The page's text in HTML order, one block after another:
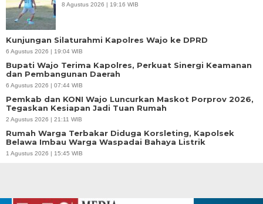
8 Agustus 2026 | 19:16 WIB
Kunjungan Silaturahmi Kapolres Wajo ke DPRD
6 Agustus 2026 | 19:04 WIB
Bupati Wajo Terima Kapolres, Perkuat Sinergi Keamanan
dan Pembangunan Daerah
6 Agustus 2026 | 07:44 WIB
Pemkab dan KONI Wajo Luncurkan Maskot Porprov 2026,
Tegaskan Kesiapan Jadi Tuan Rumah
2 Agustus 2026 | 21:11 WIB
Rumah Warga Terbakar Diduga Korsleting, Kapolsek
Belawa Imbau Warga Waspadai Bahaya Listrik
1 Agustus 2026 | 15:45 WIB